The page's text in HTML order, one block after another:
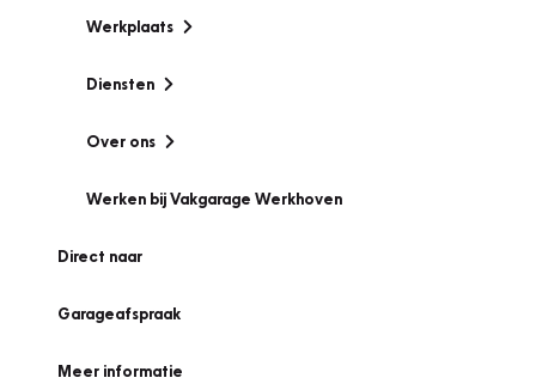
Werkplaats
Diensten
Over ons
Werken bij Vakgarage Werkhoven
Direct naar
Garageafspraak
Meer informatie